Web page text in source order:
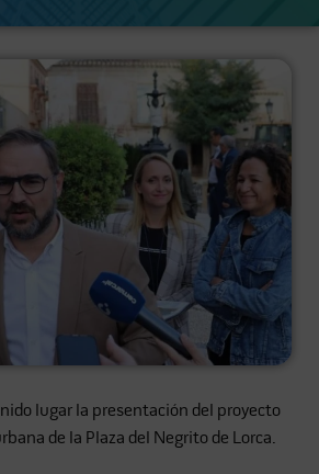
lugar la presentación del proyecto
de la Plaza del Negrito de Lorca.